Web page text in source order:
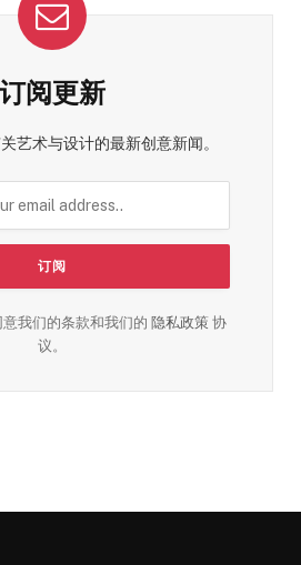
订阅更新
艺术与设计的最新创意新闻。
我们的条款和我们的 隐私政策协
议。